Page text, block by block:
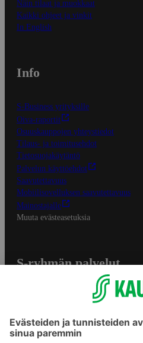
Näin tilaat ja muokkaat
Kaikki ohjeet ja vinkit
In English
Info
S-Business yrityksille
Oiva-raportit
Osuuskauppojen yhteystiedot
Tilaus- ja toimitusehdot
Tietosuojakäytäntö
Palvelun käyttöehdot
Saavutettavuus
Mobiilisovelluksen saavutettavuus
Mainostajalle
Muuta evästeasetuksia
S-ryhmän palvelut
Yhteishyvä Ruoka -sovellus
S-ostoslista -sovellus